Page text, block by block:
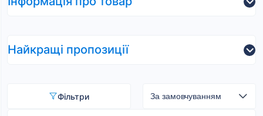
Найкращі пропозиції
Фільтри